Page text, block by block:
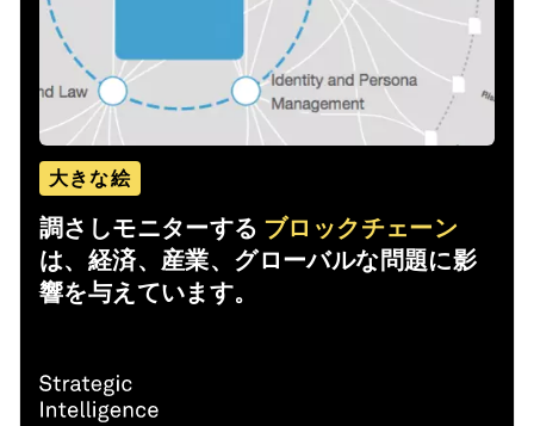
大きな絵
調さしモニターする ブロックチェーン
は、経済、産業、グローバルな問題に影
響を与えています。